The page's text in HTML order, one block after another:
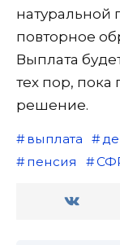
натуральной
повторное
Выплата
тех пор,
решение.
выплата
пенсия